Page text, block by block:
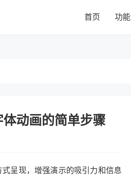
首页 功能
动画的简单步骤
呈现，增强演示的吸引力和信息